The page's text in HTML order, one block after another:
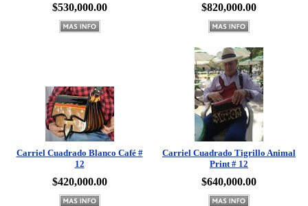
Carriel Cuadrado Blanco Café #
12
$420,000.00
Carriel Cuadrado Tigrillo Animal
Print # 12
$640,000.00